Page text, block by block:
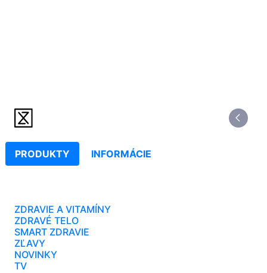
PRODUKTY INFORMÁCIE
ZDRAVIE A VITAMÍNY
ZDRAVÉ TELO
SMART ZDRAVIE
ZĽAVY
NOVINKY
TV